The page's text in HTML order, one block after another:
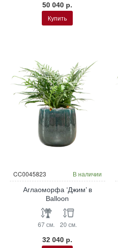
50 040 р.
Купить
CC0045823 В наличии
Аглаоморфа ‘Джим’ в
Balloon
67 см. 20 см.
32 040 р.